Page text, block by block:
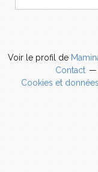
Voir le profil de
Contact
Cookies et